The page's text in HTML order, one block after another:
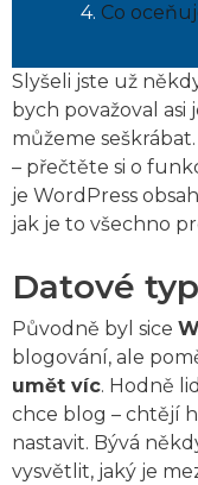
Co
Slyšeli jste už
bych považoval asi
můžeme
– přečtěte si o
je WordPress
jak je to všechno
Datové
Původně byl sice
blogování, ale
umět víc. Hodně
chce blog – chtějí
nastavit. Bývá
vysvětlit, jaký je